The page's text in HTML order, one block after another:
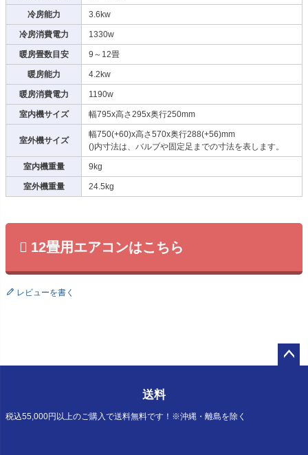
冷房能力 3.6kw
冷房消費電力 1330w
暖房畳数目安 9～12畳
暖房能力 4.2kw
暖房消費電力 1190w
室内機サイズ 幅795x高さ295x奥行250mm
室外機サイズ
幅750(+60)x高さ570x奥行288(+56)mm
()内寸法は、バルブや固定足までの寸法を表します。
室内機重量 9kg
室外機重量 24.5kg
12畳用エアコンはこちら
レビューを書く
送料
税込55,000円以上のご購入で送料無料です！※沖縄・離島を除く